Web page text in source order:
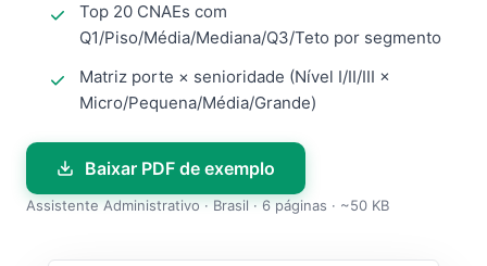
Top 20 CNAEs com
Q1/Piso/Média/Mediana/Q3/Teto por segmento
Matriz porte × senioridade (Nível I/II/III ×
Micro/Pequena/Média/Grande)
Baixar PDF de exemplo
Assistente Administrativo · Brasil · 6 páginas · ~50 KB